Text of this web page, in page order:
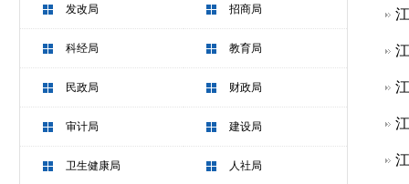
发改局 招商局
科经局 教育局
民政局 财政局
审计局 建设局
卫生健康局 人社局